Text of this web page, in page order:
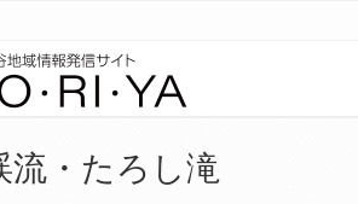
流・たろし滝